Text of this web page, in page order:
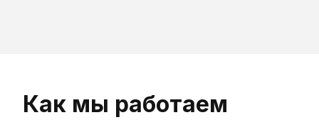
Как мы работаем